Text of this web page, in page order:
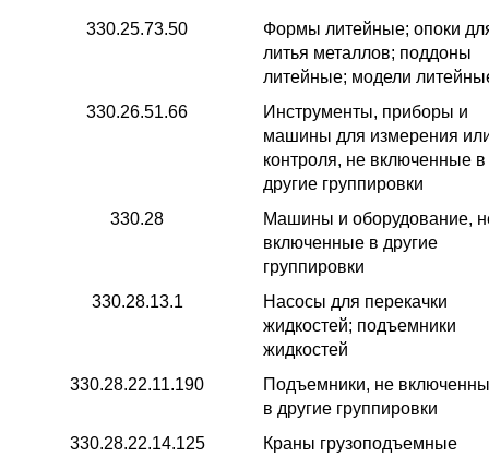
330.25.73.50
Формы литейные; опоки
литья металлов; поддоны
литейные; модели
330.26.51.66
Инструменты, приборы и
машины для измерения
контроля, не включенные в
другие группировки
330.28
Машины и оборудование,
включенные в другие
группировки
330.28.13.1
Насосы для перекачки
жидкостей; подъемники
жидкостей
330.28.22.11.190
Подъемники, не
в другие группировки
330.28.22.14.125
Краны грузоподъемные